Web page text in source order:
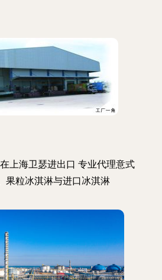
上海卫瑟进出口 专业代理意式
果粒冰淇淋与进口冰淇淋